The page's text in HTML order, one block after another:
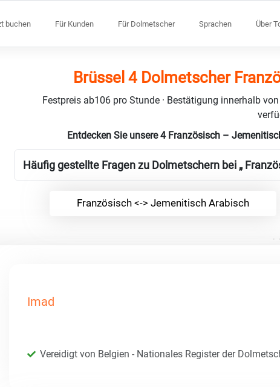
buchen Für Kunden Für Dolmetscher Sprachen Über
Brüssel 4 Dolmetscher
Festpreis ab106 pro Stunde · Bestätigung innerhalb
Entdecken Sie unsere 4 Französisch –
Häufig gestellte Fragen zu Dolmetschern bei „
Französisch <-> Jemenitisch Arabisch
Imad
Vereidigt von Belgien - Nationales Register der